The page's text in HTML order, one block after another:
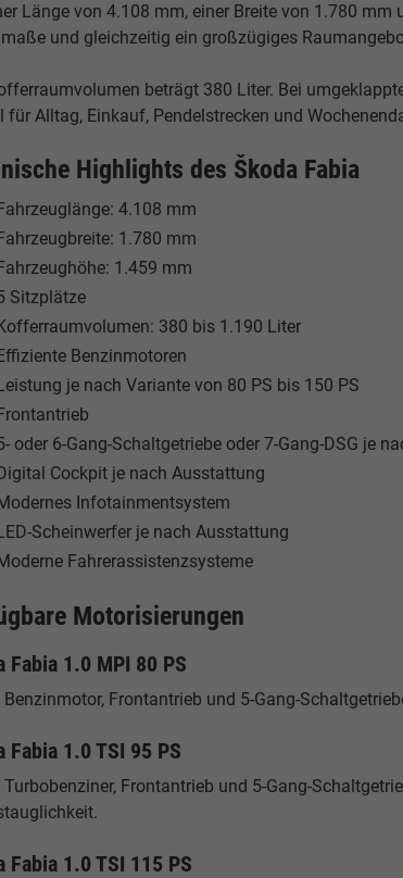
Länge von 4.108 mm, einer Breite von 1.780
und gleichzeitig ein großzügiges
beträgt 380 Liter. Bei
für Alltag, Einkauf, Pendelstrecken und
Highlights des Škoda Fabia
4.108 mm
1.780 mm
1.459 mm
Sitzplätze
380 bis 1.190 Liter
Benzinmotoren
je nach Variante von 80 PS bis 150 PS
oder 6-Gang-Schaltgetriebe oder 7-Gang-DSG je
Cockpit je nach Ausstattung
Infotainmentsystem
Scheinwerfer je nach Ausstattung
Fahrerassistenzsysteme
Motorisierungen
Fabia 1.0 MPI 80 PS
Benzinmotor, Frontantrieb und 5-Gang-
Fabia 1.0 TSI 95 PS
Turbobenziner, Frontantrieb und 5-Gang-
Fabia 1.0 TSI 115 PS